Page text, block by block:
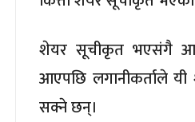
शेयर सूचीकृत भएसंगै
आएपछि लगानीकर्ताले यी
सक्ने छन्।